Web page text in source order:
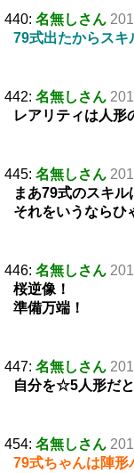
440: 名無しさん
79式出たからスキ
442: 名無しさん
レアリティは人形
445: 名無しさん
まあ79式のスキ
それをいうなら
446: 名無しさん
桜逆像！
準備万端！
447: 名無しさん
自分を☆5人形だ
454: 名無しさん
79式ちゃんは陣